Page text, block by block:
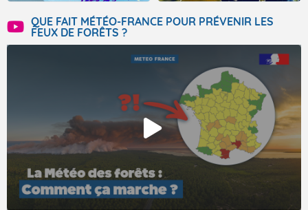
QUE FAIT MÉTÉO-FRANCE POUR PRÉVENIR LES
FEUX DE FORÊTS ?